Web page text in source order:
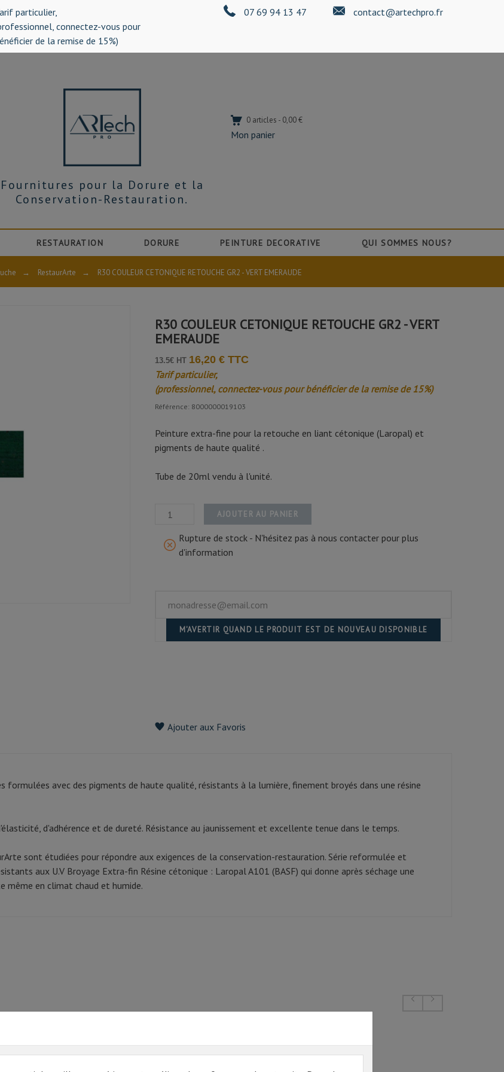
particulier,
connectez-vous pour
de la remise de 15%)
07 69 94 13 47 contact@artechpro.fr
0 articles - 0,00 €
Mon panier
Fournitures pour la Dorure et la
Conservation-Restauration.
RESTAURATION DORURE PEINTURE DECORATIVE QUI SOMMES NOUS?
→ RestaurArte → R30 COULEUR CETONIQUE RETOUCHE GR2 - VERT EMERAUDE
R30 COULEUR CETONIQUE RETOUCHE GR2 - VERT
EMERAUDE
13.5€ HT 16,20 € TTC
Tarif particulier,
(professionnel, connectez-vous pour bénéficier de la remise de 15%)
Référence: 8000000019103
Peinture extra-fine pour la retouche en liant cétonique (Laropal) et
pigments de haute qualité .
Tube de 20ml vendu à l'unité.
AJOUTER AU PANIER
Rupture de stock - N'hésitez pas à nous contacter pour plus
d'information
M'AVERTIR QUAND LE PRODUIT EST DE NOUVEAU DISPONIBLE
Ajouter aux Favoris
formulées avec des pigments de haute qualité, résistants à la lumière, finement broyés dans une résine
d'adhérence et de dureté. Résistance au jaunissement et excellente tenue dans le temps.
sont étudiées pour répondre aux exigences de la conservation-restauration. Série reformulée et
aux U.V Broyage Extra-fin Résine cétonique : Laropal A101 (BASF) qui donne après séchage une
même en climat chaud et humide.